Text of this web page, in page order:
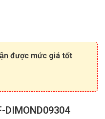
được mức giá tốt
DIMOND09304